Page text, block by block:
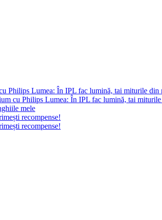
Philips Lumea: În IPL fac lumină, tai miturile din
cu Philips Lumea: În IPL fac lumină, tai miturile
mele
recompense!
recompense!